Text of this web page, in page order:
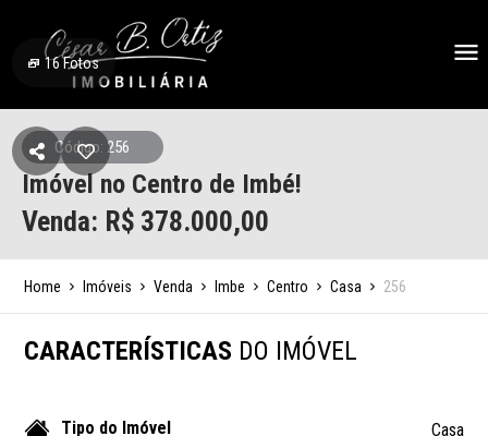
16Fotos
Código: 256
Imóvel no Centro de Imbé!
Venda: R$ 378.000,00
Home Imóveis Venda Imbe Centro Casa 256
CARACTERÍSTICAS DO IMÓVEL
Tipo do Imóvel Casa